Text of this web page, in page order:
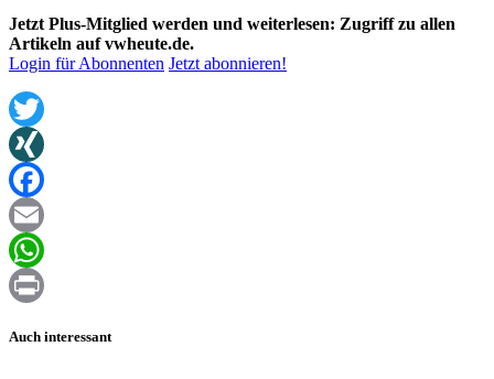
Jetzt Plus-Mitglied werden und weiterlesen: Zugriff zu allen
Artikeln auf vwheute.de.
Login für Abonnenten Jetzt abonnieren!
Twitter
XING
Facebook
Email
WhatsApp
Auch interessant